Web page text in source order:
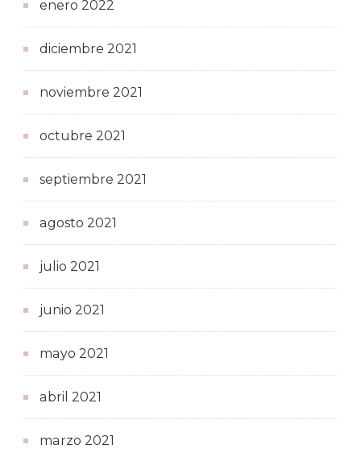
enero 2022
diciembre 2021
noviembre 2021
octubre 2021
septiembre 2021
agosto 2021
julio 2021
junio 2021
mayo 2021
abril 2021
marzo 2021